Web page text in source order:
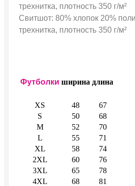
трехнитка, плотность 350 г/м²
Свитшот: 80% хлопок 20%
трехнитка, плотность 350 г/м²
Футболки ширина длина
XS 48
67
S
50
68
M
52
70
L
55
71
XL
58
74
2XL
60
76
3XL
65
78
4XL
68
81